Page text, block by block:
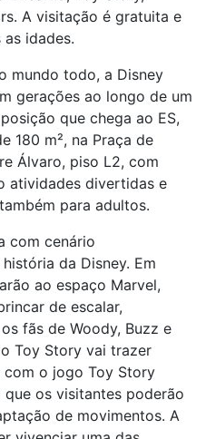
A visitação é gratuita e
idades.
mundo todo, a Disney
gerações ao longo de um
que chega ao ES,
180 m², na Praça de
Álvaro, piso L2, com
atividades divertidas e
para adultos.
com cenário
da Disney. Em
ao espaço Marvel,
de escalar,
fãs de Woody, Buzz e
Toy Story vai trazer
com o jogo Toy Story
que os visitantes poderão
de movimentos. A